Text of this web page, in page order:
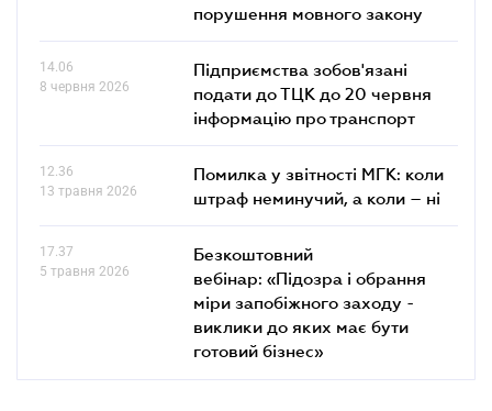
порушення мовного закону
14.06
8 червня 2026
Підприємства зобов'язані
подати до ТЦК до 20 червня
інформацію про транспорт
12.36
13 травня 2026
Помилка у звітності МГК: коли
штраф неминучий, а коли – ні
17.37
5 травня 2026
Безкоштовний
вебінар: «Підозра і обрання
міри запобіжного заходу -
виклики до яких має бути
готовий бізнес»